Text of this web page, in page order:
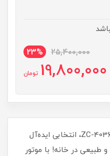
25,400,000
23%
19,800,000 تومان
آبمیوه گیر تک‌کاره زیکو مدل ZC-4036، انتخابی ایده‌آل
طبیعی در خانه! با موتور